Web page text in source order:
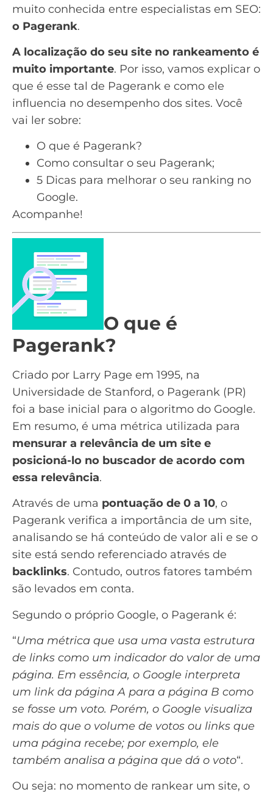
muito conhecida entre especialistas em SEO:
o Pagerank.
A localização do seu site no rankeamento é
muito importante. Por isso, vamos explicar o
que é esse tal de Pagerank e como ele
influencia no desempenho dos sites. Você
vai ler sobre:
O que é Pagerank?
Como consultar o seu Pagerank;
5 Dicas para melhorar o seu ranking no
Google.
Acompanhe!
O que é
Pagerank?
Criado por Larry Page em 1995, na
Universidade de Stanford, o Pagerank (PR)
foi a base inicial para o algoritmo do Google.
Em resumo, é uma métrica utilizada para
mensurar a relevância de um site e
posicioná-lo no buscador de acordo com
essa relevância.
Através de uma pontuação de 0 a 10, o
Pagerank verifica a importância de um site,
analisando se há conteúdo de valor ali e se o
site está sendo referenciado através de
backlinks. Contudo, outros fatores também
são levados em conta.
Segundo o próprio Google, o Pagerank é:
“Uma métrica que usa uma vasta estrutura
de links como um indicador do valor de uma
página. Em essência, o Google interpreta
um link da página A para a página B como
se fosse um voto. Porém, o Google visualiza
mais do que o volume de votos ou links que
uma página recebe; por exemplo, ele
também analisa a página que dá o voto“.
Ou seja: no momento de rankear um site, o